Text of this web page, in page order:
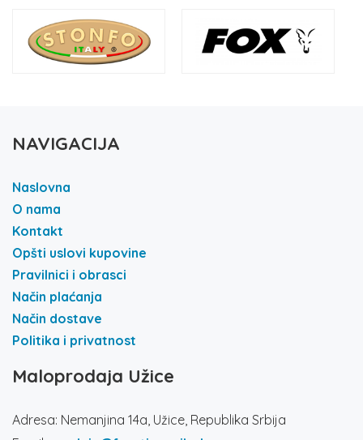
NAVIGACIJA
Naslovna
O nama
Kontakt
Opšti uslovi kupovine
Pravilnici i obrasci
Način plaćanja
Način dostave
Politika i privatnost
Maloprodaja Užice
Adresa: Nemanjina 14a, Užice, Republika Srbija